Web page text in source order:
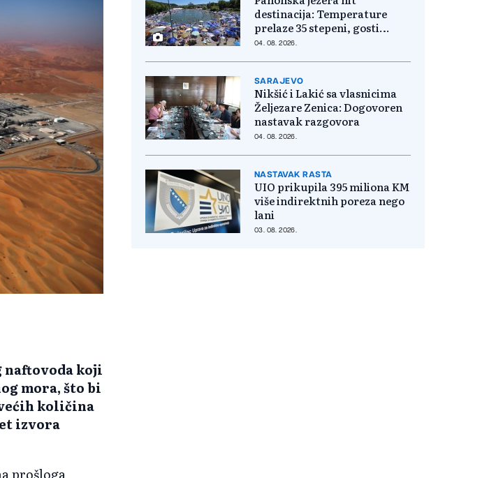
naftovoda koji
mora, što bi
količina
izvora
prošloga
destinacija: Temperature
prelaze 35 stepeni, gosti
pristižu iz cijele regije
04. 08. 2026.
SARAJEVO
Nikšić i Lakić sa vlasnicima
Željezare Zenica: Dogovoren
nastavak razgovora
04. 08. 2026.
NASTAVAK RASTA
UIO prikupila 395 miliona KM
više indirektnih poreza nego
lani
03. 08. 2026.